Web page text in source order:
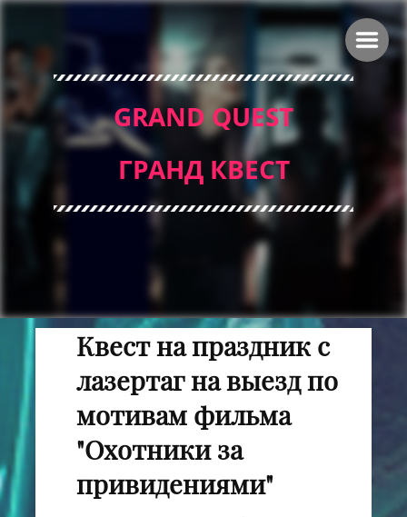
GRAND QUEST
ГРАНД КВЕСТ
Квест на праздник с
лазертаг на выезд по
мотивам фильма
"Охотники за
привидениями"